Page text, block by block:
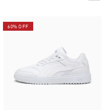
60% OFF